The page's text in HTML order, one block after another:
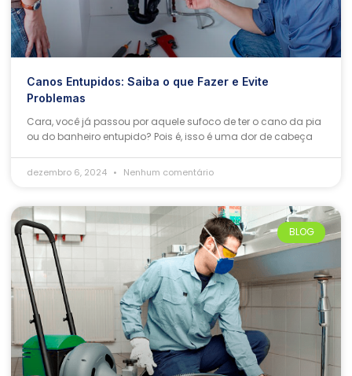
Canos Entupidos: Saiba o que Fazer e Evite
Problemas
Cara, você já passou por aquele sufoco de ter o cano da pia
ou do banheiro entupido? Pois é, isso é uma dor de cabeça
dezembro 6, 2024 Nenhum comentário
BLOG